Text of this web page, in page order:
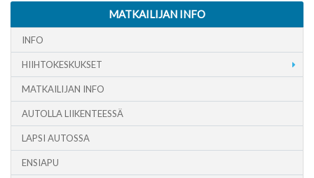
MATKAILIJAN INFO
INFO
HIIHTOKESKUKSET
MATKAILIJAN INFO
AUTOLLA LIIKENTEESSÄ
LAPSI AUTOSSA
ENSIAPU